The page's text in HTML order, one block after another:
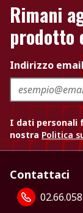
Rimani
prodotto
Indirizzo email
I dati personali
nostra Politica
Contattaci